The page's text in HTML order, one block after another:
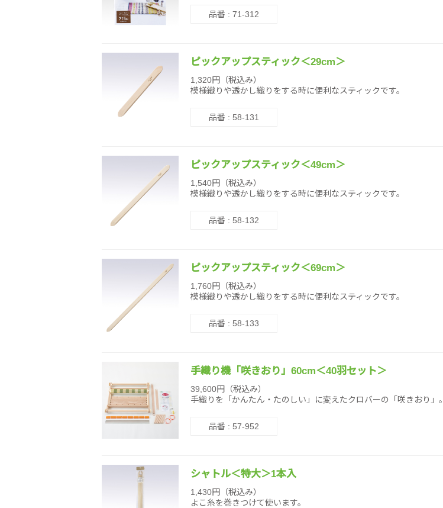
品番 : 71-312
ピックアップスティック＜29cm＞
1,320円（税込み）
模様織りや透かし織りをする時に便利なスティックです。
品番 : 58-131
ピックアップスティック＜49cm＞
1,540円（税込み）
模様織りや透かし織りをする時に便利なスティックです。
品番 : 58-132
ピックアップスティック＜69cm＞
1,760円（税込み）
模様織りや透かし織りをする時に便利なスティックです。
品番 : 58-133
手織り機「咲きおり」60cm＜40羽セット＞
39,600円（税込み）
手織りを「かんたん・たのしい」に変えたクロバーの「咲きおり」。
品番 : 57-952
シャトル＜特大＞1本入
1,430円（税込み）
よこ糸を巻きつけて使います。